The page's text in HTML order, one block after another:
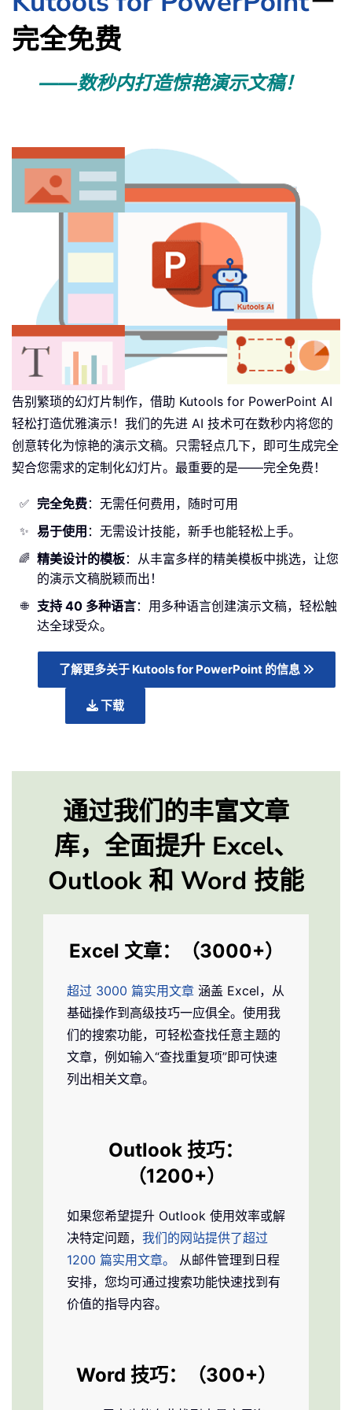
完全免费
——数秒内打造惊艳演示文稿！
告别繁琐的幻灯片制作，借助 Kutools for PowerPoint AI
轻松打造优雅演示！我们的先进 AI 技术可在数秒内将您的
创意转化为惊艳的演示文稿。只需轻点几下，即可生成完全
契合您需求的定制化幻灯片。最重要的是——完全免费！
✅ 完全免费：无需任何费用，随时可用
✨ 易于使用 ：无需设计技能，新手也能轻松上手。
🌈 精美设计的模板：从丰富多样的精美模板中挑选，让您
的演示文稿脱颖而出！
🌐 支持 40 多种语言：用多种语言创建演示文稿，轻松触
达全球受众。
了解更多关于 Kutools for PowerPoint 的信息
下载
通过我们的丰富文章
库，全面提升 Excel、
Outlook 和 Word 技能
Excel 文章：（3000+）
超过 3000 篇实用文章 涵盖 Excel，从
基础操作到高级技巧一应俱全。使用我
们的搜索功能，可轻松查找任意主题的
文章，例如输入“查找重复项”即可快速
列出相关文章。
Outlook 技巧：
（1200+）
如果您希望提升 Outlook 使用效率或解
决特定问题， 我们的网站提供了超过
1200 篇实用文章。
从邮件管理到日程
安排，您均可通过搜索功能快速找到有
价值的指导内容。
Word 技巧：（300+）